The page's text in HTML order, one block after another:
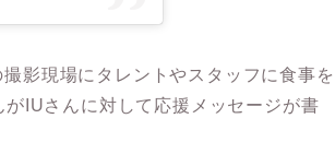
影現場にタレントやスタッフに食事を
IUさんに対して応援メッセージが書